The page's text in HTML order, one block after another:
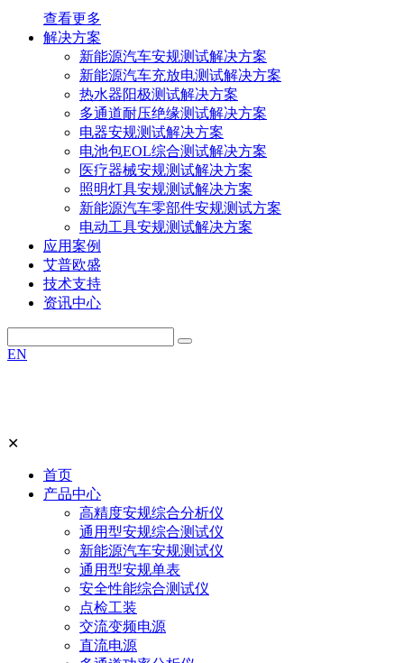
查看更多
解决方案
新能源汽车安规测试解决方案
新能源汽车充放电测试解决方案
热水器阳极测试解决方案
多通道耐压绝缘测试解决方案
电器安规测试解决方案
电池包EOL综合测试解决方案
医疗器械安规测试解决方案
照明灯具安规测试解决方案
新能源汽车零部件安规测试方案
电动工具安规测试解决方案
应用案例
艾普欧盛
技术支持
资讯中心
EN
✕
首页
产品中心
高精度安规综合分析仪
通用型安规综合测试仪
新能源汽车安规测试仪
通用型安规单表
安全性能综合测试仪
点检工装
交流变频电源
直流电源